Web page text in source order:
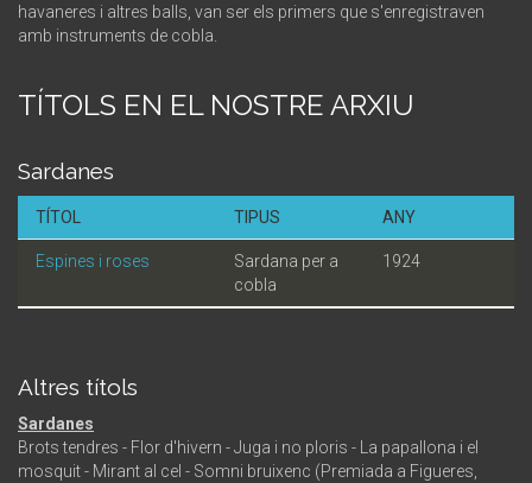
havaneres i altres balls, van ser els primers que s'enregistraven
amb instruments de cobla.
TÍTOLS EN EL NOSTRE ARXIU
Sardanes
TÍTOL TIPUS ANY
Espines i roses
Sardana per a
cobla
1924
Altres títols
Sardanes
Brots tendres - Flor d'hivern - Juga i no ploris - La papallona i el
mosquit - Mirant al cel - Somni bruixenc (Premiada a Figueres,